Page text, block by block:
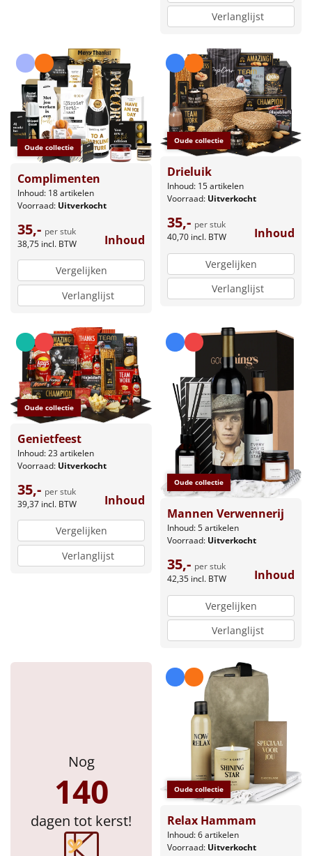
Verlanglijst
Oude collectie
Complimenten
Inhoud: 18 artikelen
Voorraad: Uitverkocht
35,- per stuk
38,75 incl. BTW Inhoud
Vergelijken
Verlanglijst
Oude collectie
Drieluik
Inhoud: 15 artikelen
Voorraad: Uitverkocht
35,- per stuk
40,70 incl. BTW Inhoud
Vergelijken
Verlanglijst
Oude collectie
Genietfeest
Inhoud: 23 artikelen
Voorraad: Uitverkocht
35,- per stuk
39,37 incl. BTW Inhoud
Vergelijken
Verlanglijst
Oude collectie
Mannen Verwennerij
Inhoud: 5 artikelen
Voorraad: Uitverkocht
35,- per stuk
42,35 incl. BTW Inhoud
Vergelijken
Verlanglijst
Nog
140
dagen tot kerst!
Oude collectie
Relax Hammam
Inhoud: 6 artikelen
Voorraad: Uitverkocht